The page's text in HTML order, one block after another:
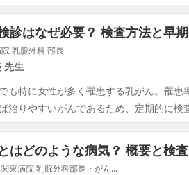
診はなぜ必要？ 検査方法と早
乳腺外科 部長
先生
も特に女性が多く罹患する乳がん。罹
治りやすいがんであるため、定期的に検
はどのような病気？ 概要と検
東病院 乳腺外科部長・がん...